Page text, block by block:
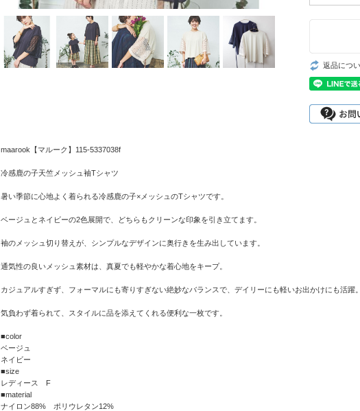
返品につ
maarook【マルーク】115-5337038f
冷感鹿の子天竺メッシュ袖Tシャツ
暑い季節に心地よく着られる冷感鹿の子×メッシュのTシャツです。
ベージュとネイビーの2色展開で、どちらもクリーンな印象を引き立てます。
袖のメッシュ切り替えが、シンプルなデザインに奥行きを生み出しています。
通気性の良いメッシュ素材は、真夏でも軽やかな着心地をキープ。
カジュアルすぎず、フォーマルにも寄りすぎない絶妙なバランスで、デイリーにも軽いお出かけにも活躍
気負わず着られて、スタイルに品を添えてくれる便利な一枚です。
■color
ベージュ
ネイビー
■size
レディース F
■material
ナイロン88% ポリウレタン12%